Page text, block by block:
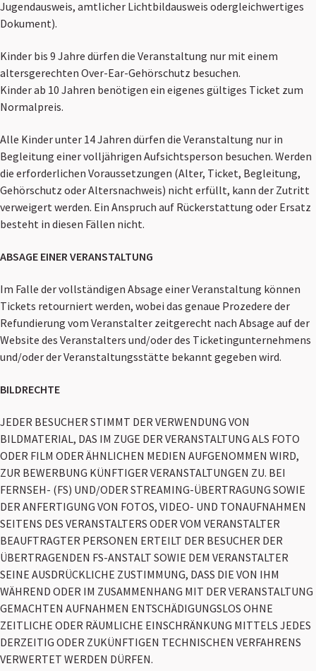
Jugendausweis, amtlicher Lichtbildausweis odergleichwertiges
Dokument).
Kinder bis 9 Jahre dürfen die Veranstaltung nur mit einem
altersgerechten Over-Ear-Gehörschutz besuchen.
Kinder ab 10 Jahren benötigen ein eigenes gültiges Ticket zum
Normalpreis.
Alle Kinder unter 14 Jahren dürfen die Veranstaltung nur in
Begleitung einer volljährigen Aufsichtsperson besuchen. Werden
die erforderlichen Voraussetzungen (Alter, Ticket, Begleitung,
Gehörschutz oder Altersnachweis) nicht erfüllt, kann der Zutritt
verweigert werden. Ein Anspruch auf Rückerstattung oder Ersatz
besteht in diesen Fällen nicht.
ABSAGE EINER VERANSTALTUNG
Im Falle der vollständigen Absage einer Veranstaltung können
Tickets retourniert werden, wobei das genaue Prozedere der
Refundierung vom Veranstalter zeitgerecht nach Absage auf der
Website des Veranstalters und/oder des Ticketingunternehmens
und/oder der Veranstaltungsstätte bekannt gegeben wird.
BILDRECHTE
JEDER BESUCHER STIMMT DER VERWENDUNG VON
BILDMATERIAL, DAS IM ZUGE DER VERANSTALTUNG ALS FOTO
ODER FILM ODER ÄHNLICHEN MEDIEN AUFGENOMMEN WIRD,
ZUR BEWERBUNG KÜNFTIGER VERANSTALTUNGEN ZU. BEI
FERNSEH- (FS) UND/ODER STREAMING-ÜBERTRAGUNG SOWIE
DER ANFERTIGUNG VON FOTOS, VIDEO- UND TONAUFNAHMEN
SEITENS DES VERANSTALTERS ODER VOM VERANSTALTER
BEAUFTRAGTER PERSONEN ERTEILT DER BESUCHER DER
ÜBERTRAGENDEN FS-ANSTALT SOWIE DEM VERANSTALTER
SEINE AUSDRÜCKLICHE ZUSTIMMUNG, DASS DIE VON IHM
WÄHREND ODER IM ZUSAMMENHANG MIT DER VERANSTALTUNG
GEMACHTEN AUFNAHMEN ENTSCHÄDIGUNGSLOS OHNE
ZEITLICHE ODER RÄUMLICHE EINSCHRÄNKUNG MITTELS JEDES
DERZEITIG ODER ZUKÜNFTIGEN TECHNISCHEN VERFAHRENS
VERWERTET WERDEN DÜRFEN.